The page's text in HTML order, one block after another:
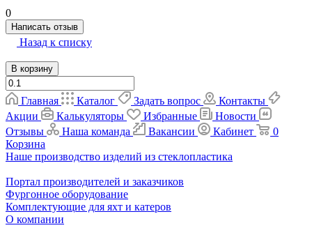
0
Написать отзыв
Назад к списку
В корзину
Главная Каталог Задать вопрос
Контакты
Акции
Калькуляторы Избранные
Новости
Отзывы
Наша команда Вакансии Кабинет
0
Корзина
Наше производство изделий из стеклопластика
Портал производителей и заказчиков
Фургонное оборудование
Комплектующие для яхт и катеров
О компании